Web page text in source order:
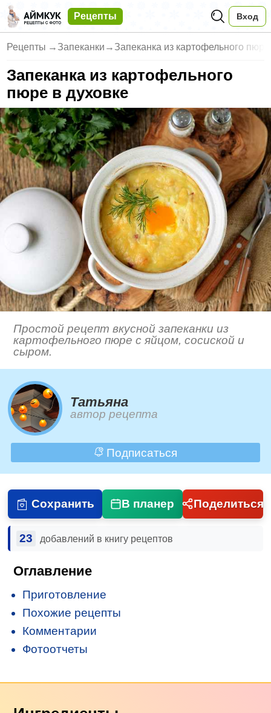
Рецепты Вход
Рецепты → Запеканки → Запеканка из картофельного
Запеканка из картофельного
пюре в духовке
Простой рецепт вкусной запеканки из
картофельного пюре с яйцом, сосиской и
сыром.
Татьяна
автор рецепта
Подписаться
Сохранить В планер Поделиться
23 добавлений в книгу рецептов
Оглавление
Приготовление
Похожие рецепты
Комментарии
Фотоотчеты